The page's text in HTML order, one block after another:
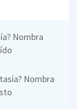
Nombra
Nombra